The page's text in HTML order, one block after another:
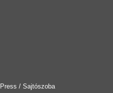
Press / Sajtószoba